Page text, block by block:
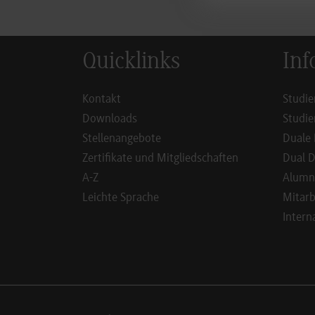
Quicklinks
Kontakt
Downloads
Stellenangebote
Zertifikate und Mitgliedschaften
A-Z
Leichte Sprache
Duale
Dual